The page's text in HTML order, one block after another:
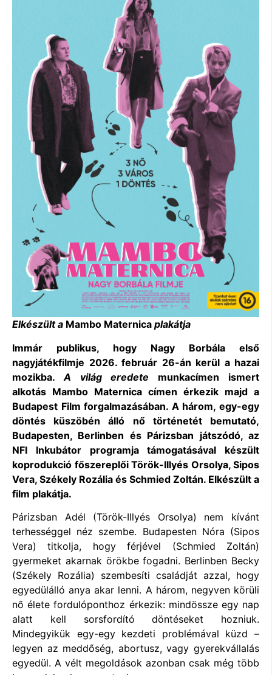
Elkészült a Mambo Maternica plakátja
Immár publikus, hogy Nagy Borbála első
nagyjátékfilmje 2026. február 26-án kerül a hazai
mozikba. A világ eredete munkacímen ismert
alkotás Mambo Maternica címen érkezik majd a
Budapest Film forgalmazásában. A három, egy-egy
döntés küszöbén álló nő történetét bemutató,
Budapesten, Berlinben és Párizsban játszódó, az
NFI Inkubátor programja támogatásával készült
koprodukció főszereplői Török-Illyés Orsolya, Sipos
Vera, Székely Rozália és Schmied Zoltán. Elkészült a
film plakátja.
Párizsban Adél (Török-Illyés Orsolya) nem kívánt
terhességgel néz szembe. Budapesten Nóra (Sipos
Vera) titkolja, hogy férjével (Schmied Zoltán)
gyermeket akarnak örökbe fogadni. Berlinben Becky
(Székely Rozália) szembesíti családját azzal, hogy
egyedülálló anya akar lenni. A három, negyven körüli
nő élete fordulóponthoz érkezik: mindössze egy nap
alatt kell sorsfordító döntéseket hozniuk.
Mindegyikük egy-egy kezdeti problémával küzd –
legyen az meddőség, abortusz, vagy gyerekvállalás
egyedül. A vélt megoldások azonban csak még több